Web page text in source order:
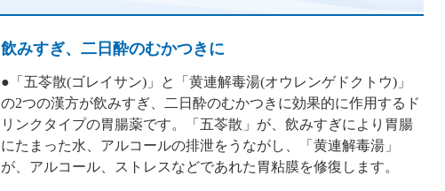
飲みすぎ、二日酔のむかつきに
●「五苓散(ゴレイサン)」と「黄連解毒湯(オウレンゲドクトウ)」
の2つの漢方が飲みすぎ、二日酔のむかつきに効果的に作用するド
リンクタイプの胃腸薬です。「五苓散」が、飲みすぎにより胃腸
にたまった水、アルコールの排泄をうながし、「黄連解毒湯」
が、アルコール、ストレスなどであれた胃粘膜を修復します。